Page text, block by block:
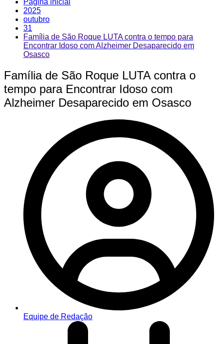
Página inicial
2025
outubro
31
Família de São Roque LUTA contra o tempo para
Encontrar Idoso com Alzheimer Desaparecido em
Osasco
Família de São Roque LUTA contra o
tempo para Encontrar Idoso com
Alzheimer Desaparecido em Osasco
Equipe de Redação